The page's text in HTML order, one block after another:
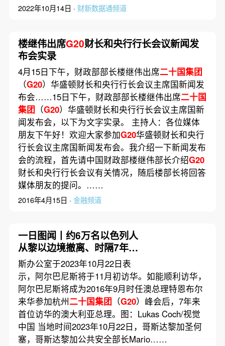
2022年10月14日 · 财新数据通频道
楼继伟出席G20财长和央行行长会议新闻发
布会实录
4月15日下午，财政部部长楼继伟出席二十国集团
（G20）华盛顿财长和央行行长会议主席国新闻发
布会……15日下午，财政部部长楼继伟出席二十国
集团 （G20）华盛顿财长和央行行长会议主席国新
闻发布会，以下为文字实录。 主持人：各位媒体
朋友下午好！欢迎大家参加G20华盛顿财长和央行
行长会议主席国新闻发布会。我介绍一下新闻发布
会的流程，首先请中国财政部楼继伟部长介绍G20
财长和央行行长会议有关情况，随后楼部长将回答
媒体朋友的提问。……
2016年4月15日 · 金融频道
一日图闻丨约6万名以色列人
从黎以边境撤离、时隔7年澳
大利亚总理将首次访华
斯办公室于2023年10月22日表
示，阿尔巴尼斯将于11月初访华。如能顺利访华，
阿尔巴尼斯将成为2016年9月时任澳总理特恩布尔
来华参加杭州二十国集团 （G20）峰会后，7年来
首位访华的澳大利亚总理。图：Lukas Coch/视觉
中国 当地时间2023年10月22日，哥斯达黎加圣何
塞，哥斯达黎加公共安全部长Mario……